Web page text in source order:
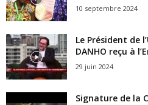
10 septembre 2024
Le Président de
DANHO reçu à
29 juin 2024
Signature de la